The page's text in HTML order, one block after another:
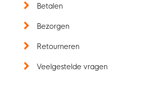
Betalen
Bezorgen
Retourneren
Veelgestelde vragen